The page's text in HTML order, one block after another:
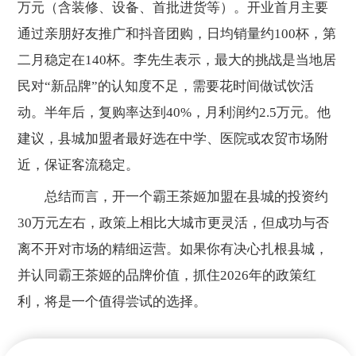
万元（含装修、设备、首批进货等）。开业首月主要
通过亲朋好友推广和抖音团购，日均销量约100杯，第
二月稳定在140杯。李先生表示，最大的挑战是当地居
民对“新品牌”的认知度不足，需要花时间做试饮活
动。半年后，复购率达到40%，月利润约2.5万元。他
建议，县城加盟者最好选在中学、医院或农贸市场附
近，保证客流稳定。
总结而言，开一个霸王茶姬加盟在县城的投资约
30万元左右，政策上相比大城市更灵活，但成功与否
离不开对市场的精细运营。如果你有决心扎根县城，
并认同霸王茶姬的品牌价值，抓住2026年的政策红
利，将是一个值得尝试的选择。